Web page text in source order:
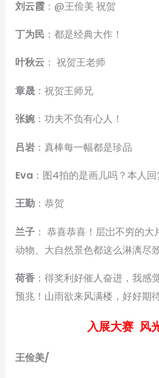
刘云霞 ：@王俭美 祝贺
丁为民 ：都是经典大作！
叶秋云 ： 祝贺王老师
章晟 ：祝贺王师兄
张婉 ：功夫不负有心人！
吕岩 ：真棒每一幅都是珍品
Eva ：图4拍的是画儿吗？本人
王勤 ：恭贺
兰子 ： 恭喜恭喜！层岀不穷的大
动物、大自然景色都这么淋漓尽
荷香 ：得奖利好催人奋进，我感
预兆！山雨欲来风满楼，好好期
入展大赛 风
王俭美/